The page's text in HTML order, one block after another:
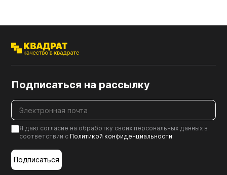
Подписаться на рассылку
Я даю согласие на обработку своих персональных данных в
соответствии с Политикой конфиденциальности.
Подписаться